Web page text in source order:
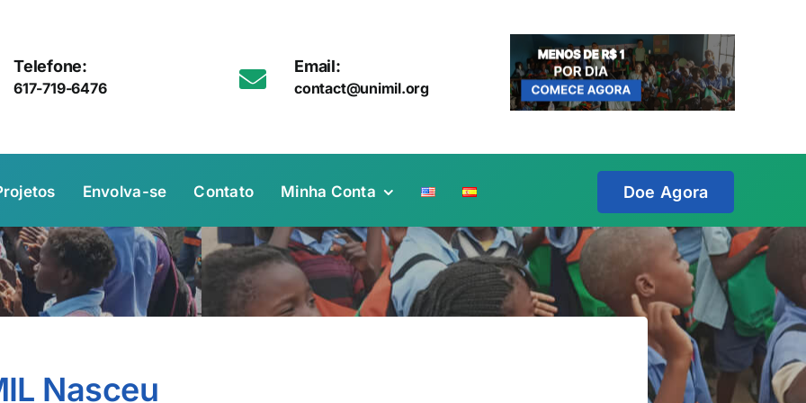
Telefone:
617-719-6476
Email:
contact@unimil.org
Envolva-se Contato Minha Conta Doe Agora
Nasceu